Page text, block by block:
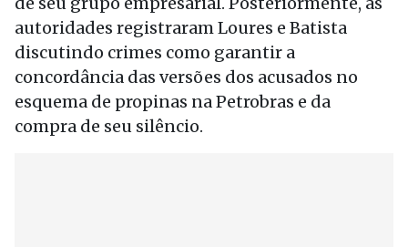
autoridades registraram Loures e Batista
discutindo crimes como garantir a
concordância das versões dos acusados no
esquema de propinas na Petrobras e da
compra de seu silêncio.